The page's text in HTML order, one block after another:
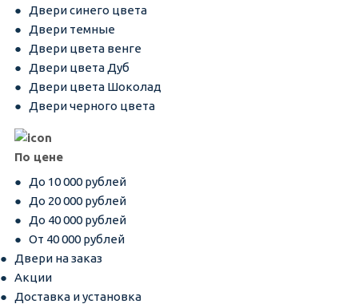
Двери синего цвета
Двери темные
Двери цвета венге
Двери цвета Дуб
Двери цвета Шоколад
Двери черного цвета
По цене
До 10 000 рублей
До 20 000 рублей
До 40 000 рублей
От 40 000 рублей
Двери на заказ
Акции
Доставка и установка